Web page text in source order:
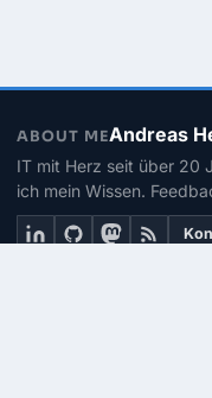
ABOUT MEAndreas
IT mit Herz seit über 20
ich mein Wissen.